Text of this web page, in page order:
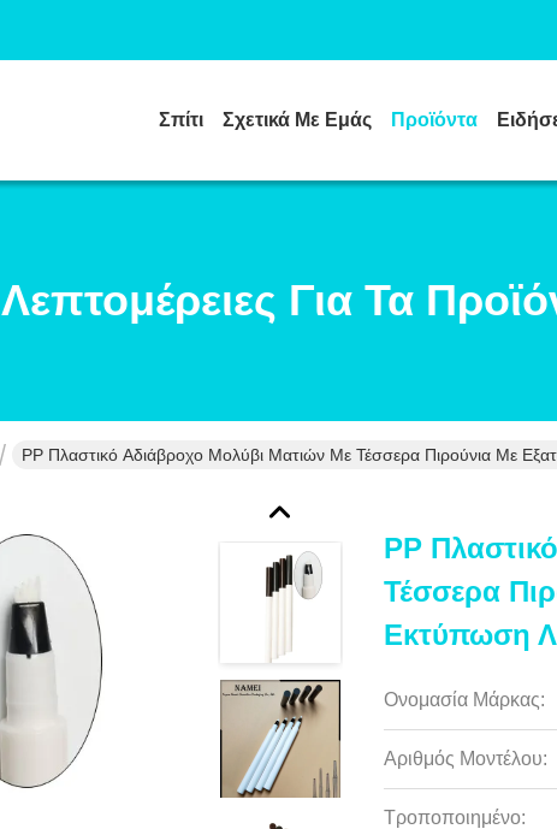
Σπίτι Σχετικά Με Εμάς Προϊόντα
Λεπτομέρειες Για Τα
PP Πλαστικό Αδιάβροχο Μολύβι Ματιών Με Τέσσερα Πιρούνια Με
PP
Τέσσερα
Εκτύπωση
Ονομασία Μάρκας:
Αριθμός Μοντέλου:
Τροποποιημένο: